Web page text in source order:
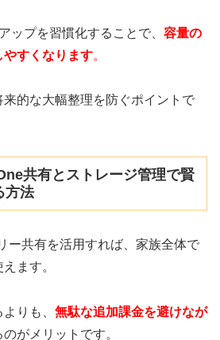
ップを習慣化することで、 容量の
すくなります。
来的な大幅整理を防ぐポイントで
共有とストレージ管理で賢
方法
ー共有を活用すれば、家族全体で
ます。
りも、 無駄な追加課金を避けなが
のがメリットです。